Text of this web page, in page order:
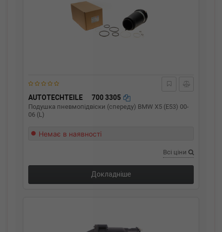
AUTOTECHTEILE 700 3305
Подушка пневмопідвіски (спереду) BMW X5 (E53) 00-
06 (L)
Немає в наявності
Всі ціни
Докладніше